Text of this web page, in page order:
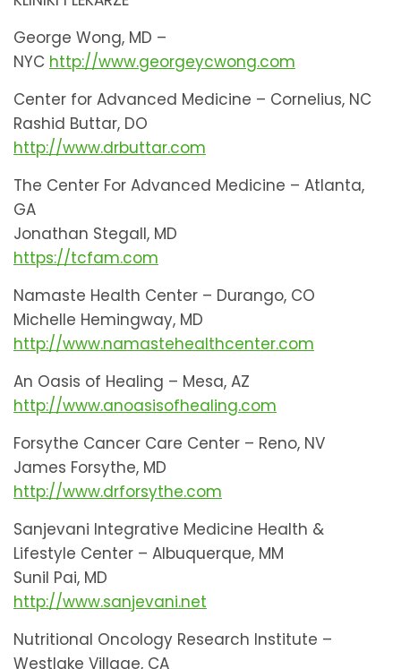
George Wong, MD –
NYC http://www.georgeycwong.com
Center for Advanced Medicine – Cornelius, NC
Rashid Buttar, DO
http://www.drbuttar.com
The Center For Advanced Medicine – Atlanta,
GA
Jonathan Stegall, MD
https://tcfam.com
Namaste Health Center – Durango, CO
Michelle Hemingway, MD
http://www.namastehealthcenter.com
An Oasis of Healing – Mesa, AZ
http://www.anoasisofhealing.com
Forsythe Cancer Care Center – Reno, NV
James Forsythe, MD
http://www.drforsythe.com
Sanjevani Integrative Medicine Health &
Lifestyle Center – Albuquerque, MM
Sunil Pai, MD
http://www.sanjevani.net
Nutritional Oncology Research Institute –
Westlake Village, CA